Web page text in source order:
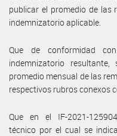
publicar el promedio de las
indemnizatorio aplicable.
Que de conformidad
indemnizatorio
promedio mensual de las
respectivos rubros conexos
Que en el IF-2021-
técnico por el cual se